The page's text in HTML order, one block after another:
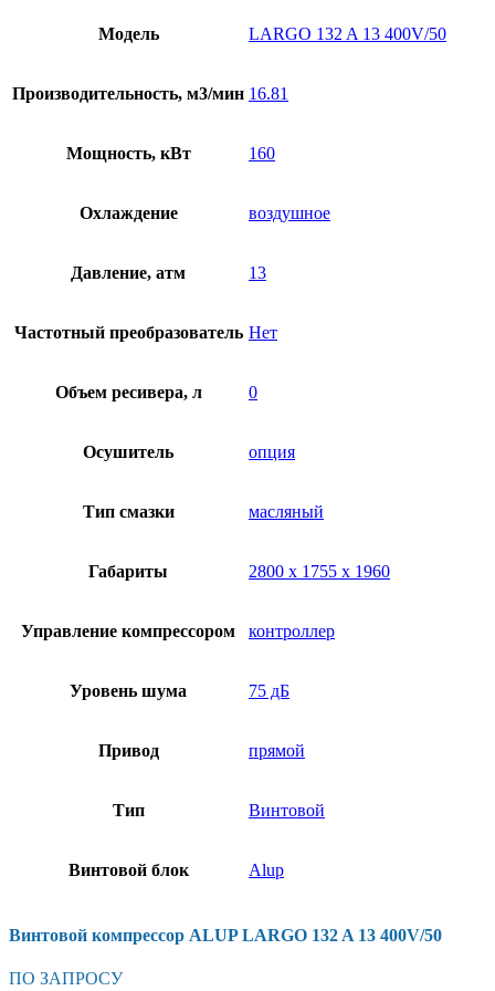
Модель LARGO 132 A 13 400V/50
Производительность, м3/мин 16.81
Мощность, кВт 160
Охлаждение воздушное
Давление, атм 13
Частотный преобразователь Нет
Объем ресивера, л 0
Осушитель опция
Тип смазки масляный
Габариты 2800 х 1755 х 1960
Управление компрессором контроллер
Уровень шума 75 дБ
Привод прямой
Тип Винтовой
Винтовой блок Alup
Винтовой компрессор ALUP LARGO 132 A 13 400V/50
ПО ЗАПРОСУ